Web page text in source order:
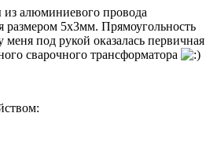
алюминиевого провода
размером 5х3мм. Прямоугольность
меня под рукой оказалась первичная
сварочного трансформатора